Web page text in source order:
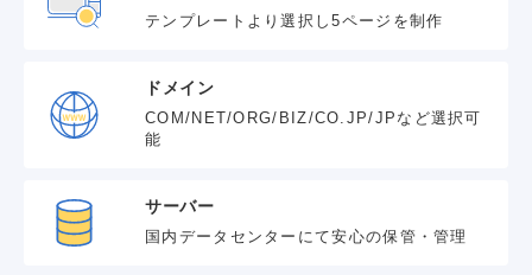
テンプレートより選択し5ページを制作
ドメイン
COM/NET/ORG/BIZ/CO.JP/JPなど選択可
能
サーバー
国内データセンターにて安心の保管・管理